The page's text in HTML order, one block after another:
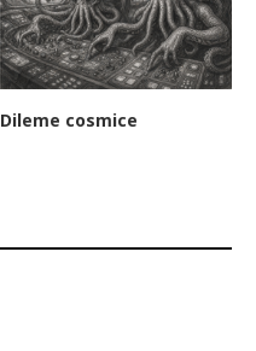
Dileme cosmice